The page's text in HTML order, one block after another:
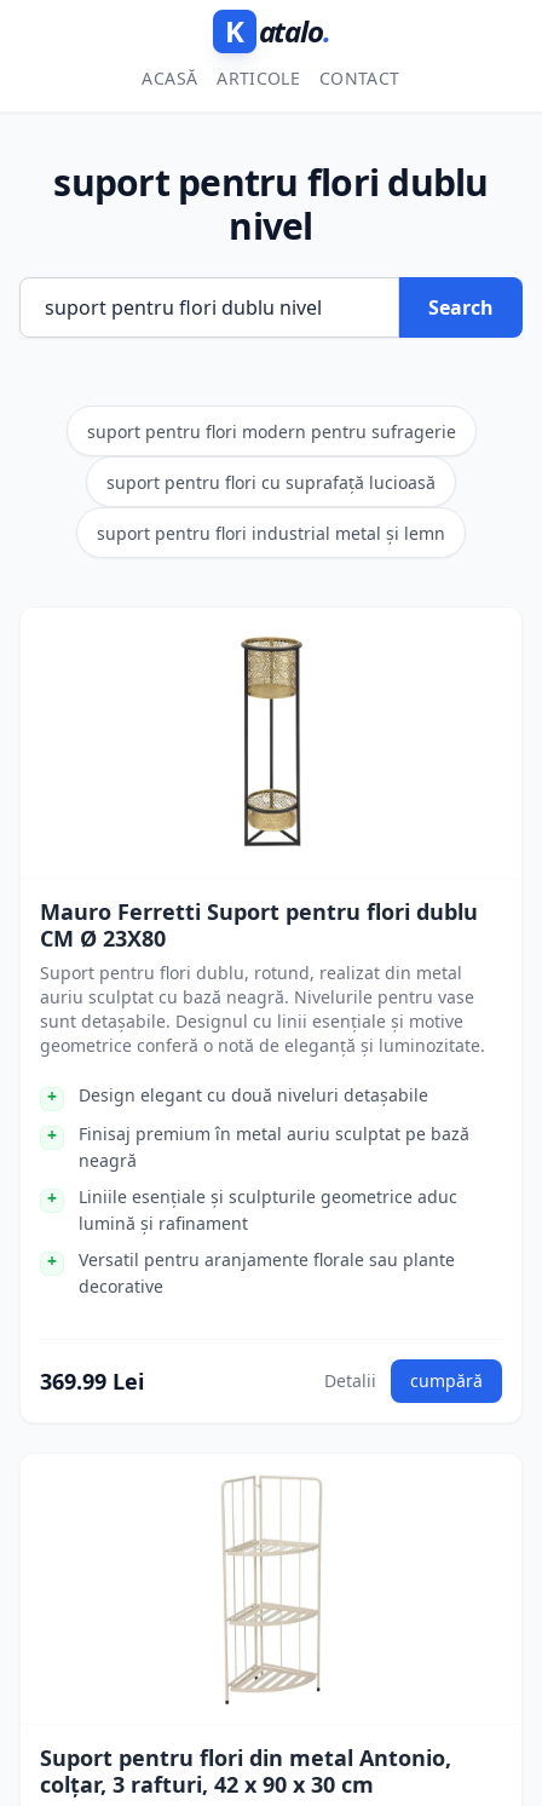
K atalo.
ACASĂ ARTICOLE CONTACT
suport pentru flori dublu
nivel
Search
suport pentru flori modern pentru sufragerie
suport pentru flori cu suprafață lucioasă
suport pentru flori industrial metal și lemn
Mauro Ferretti Suport pentru flori dublu
CM Ø 23X80
Suport pentru flori dublu, rotund, realizat din metal
auriu sculptat cu bază neagră. Nivelurile pentru vase
sunt detașabile. Designul cu linii esențiale și motive
geometrice conferă o notă de eleganță și luminozitate.
Design elegant cu două niveluri detașabile
Finisaj premium în metal auriu sculptat pe bază
neagră
Liniile esențiale și sculpturile geometrice aduc
lumină și rafinament
Versatil pentru aranjamente florale sau plante
decorative
369.99 Lei Detalii cumpără
Suport pentru flori din metal Antonio,
colțar, 3 rafturi, 42 x 90 x 30 cm